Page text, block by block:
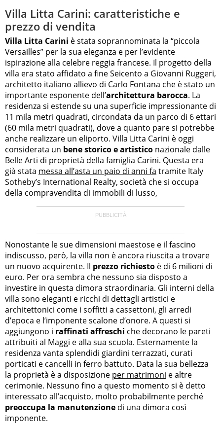
Villa Litta Carini: caratteristiche e
prezzo di vendita
Villa Litta Carini è stata soprannominata la “piccola
Versailles” per la sua eleganza e per l’evidente
ispirazione alla celebre reggia francese. Il progetto della
villa era stato affidato a fine Seicento a Giovanni Ruggeri,
architetto italiano allievo di Carlo Fontana che è stato un
importante esponente dell’architettura barocca. La
residenza si estende su una superficie impressionante di
11 mila metri quadrati, circondata da un parco di 6 ettari
(60 mila metri quadrati), dove a quanto pare si potrebbe
anche realizzare un eliporto. Villa Litta Carini è oggi
considerata un bene storico e artistico nazionale dalle
Belle Arti di proprietà della famiglia Carini. Questa era
già stata messa all’asta un paio di anni fa tramite Italy
Sotheby’s International Realty, società che si occupa
della compravendita di immobili di lusso,
Nonostante le sue dimensioni maestose e il fascino
indiscusso, però, la villa non è ancora riuscita a trovare
un nuovo acquirente. Il prezzo richiesto è di 6 milioni di
euro. Per ora sembra che nessuno sia disposto a
investire in questa dimora straordinaria. Gli interni della
villa sono eleganti e ricchi di dettagli artistici e
architettonici come i soffitti a cassettoni, gli arredi
d’epoca e l’imponente scalone d’onore. A questi si
aggiungono i raffinati affreschi che decorano le pareti
attribuiti al Maggi e alla sua scuola. Esternamente la
residenza vanta splendidi giardini terrazzati, curati
porticati e cancelli in ferro battuto. Data la sua bellezza
la proprietà è a disposizione per matrimoni e altre
cerimonie. Nessuno fino a questo momento si è detto
interessato all’acquisto, molto probabilmente perché
preoccupa la manutenzione di una dimora così
imponente.